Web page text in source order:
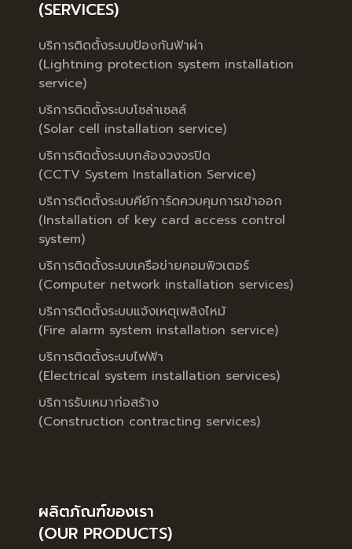
(SERVICES)
บริการติดตั้งระบบป้องกันฟ้าผ่า
(Lightning protection system installation
service)
บริการติดตั้งระบบโซล่าเซลล์
(Solar cell installation service)
บริการติดตั้งระบบกล้องวงจรปิด
(CCTV System Installation Service)
บริการติดตั้งระบบคีย์การ์ดควบคุมการเข้าออก
(Installation of key card access control
system)
บริการติดตั้งระบบเครือข่ายคอมพิวเตอร์
(Computer network installation services)
บริการติดตั้งระบบแจ้งเหตุเพลิงไหม้
(Fire alarm system installation service)
บริการติดตั้งระบบไฟฟ้า
(Electrical system installation services)
บริการรับเหมาก่อสร้าง
(Construction contracting services)
ผลิตภัณฑ์ของเรา
(OUR PRODUCTS)